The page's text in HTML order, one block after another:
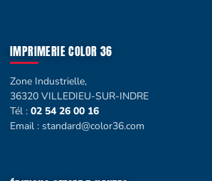
IMPRIMERIE COLOR 36
Zone Industrielle,
36320 VILLEDIEU-SUR-INDRE
Tél : 02 54 26 00 16
Email : standard@color36.com